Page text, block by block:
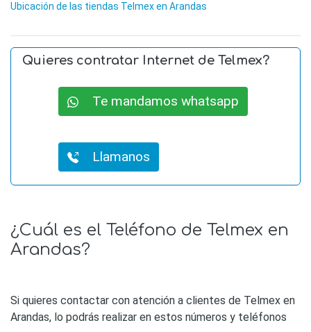
Ubicación de las tiendas Telmex en Arandas
Quieres contratar Internet de Telmex?
Te mandamos whatsapp
Llamanos
¿Cuál es el Teléfono de Telmex en
Arandas?
Si quieres contactar con atención a clientes de Telmex en
Arandas, lo podrás realizar en estos números y teléfonos